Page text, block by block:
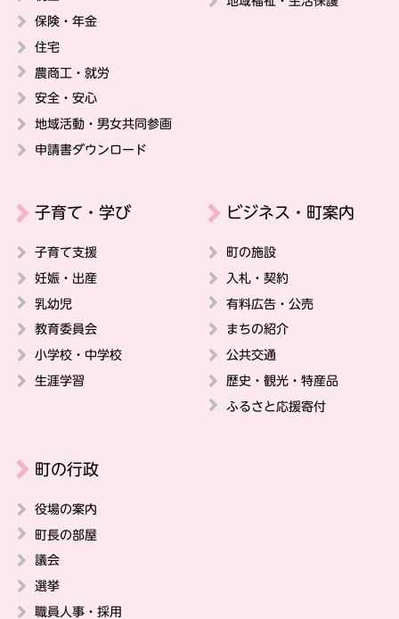
保険・年金
住宅
農商工・就労
安全・安心
地域活動・男女共同参画
申請書ダウンロード
子育て・学び
子育て支援
妊娠・出産
乳幼児
教育委員会
小学校・中学校
生涯学習
ビジネス・町案内
町の施設
入札・契約
有料広告・公売
まちの紹介
公共交通
歴史・観光・特産品
ふるさと応援寄付
町の行政
役場の案内
町長の部屋
議会
選挙
職員人事・採用